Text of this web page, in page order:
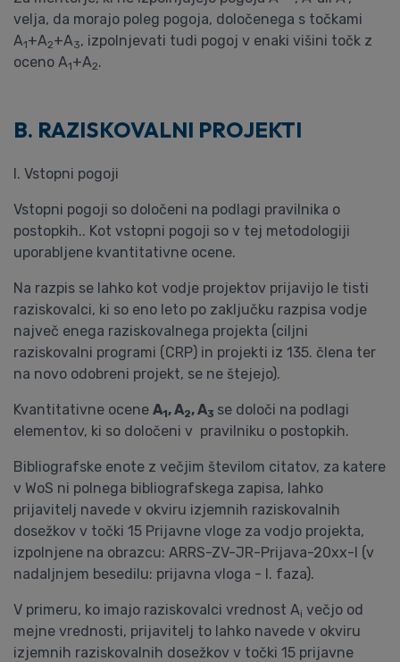
velja, da morajo poleg pogoja, določenega s točkami
A1+A2+A3, izpolnjevati tudi pogoj v enaki višini točk z
oceno A1+A2.
B. RAZISKOVALNI PROJEKTI
I. Vstopni pogoji
Vstopni pogoji so določeni na podlagi pravilnika o
postopkih.. Kot vstopni pogoji so v tej metodologiji
uporabljene kvantitativne ocene.
Na razpis se lahko kot vodje projektov prijavijo le tisti
raziskovalci, ki so eno leto po zaključku razpisa vodje
največ enega raziskovalnega projekta (ciljni
raziskovalni programi (CRP) in projekti iz 135. člena ter
na novo odobreni projekt, se ne štejejo).
Kvantitativne ocene A1, A2, A3 se določi na podlagi
elementov, ki so določeni v pravilniku o postopkih.
Bibliografske enote z večjim številom citatov, za katere
v WoS ni polnega bibliografskega zapisa, lahko
prijavitelj navede v okviru izjemnih raziskovalnih
dosežkov v točki 15 Prijavne vloge za vodjo projekta,
izpolnjene na obrazcu: ARRS-ZV-JR-Prijava-20xx-I (v
nadaljnjem besedilu: prijavna vloga - I. faza).
V primeru, ko imajo raziskovalci vrednost Ai večjo od
mejne vrednosti, prijavitelj to lahko navede v okviru
izjemnih raziskovalnih dosežkov v točki 15 prijavne